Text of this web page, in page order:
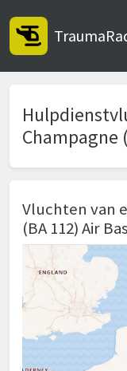
Champagne
Vluchten van
(BA 112) Air